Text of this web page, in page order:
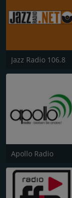
Jazz Radio 106.8
Apollo Radio